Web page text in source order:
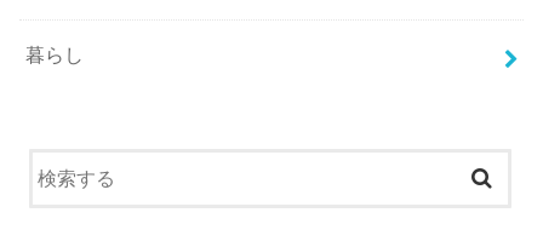
暮らし